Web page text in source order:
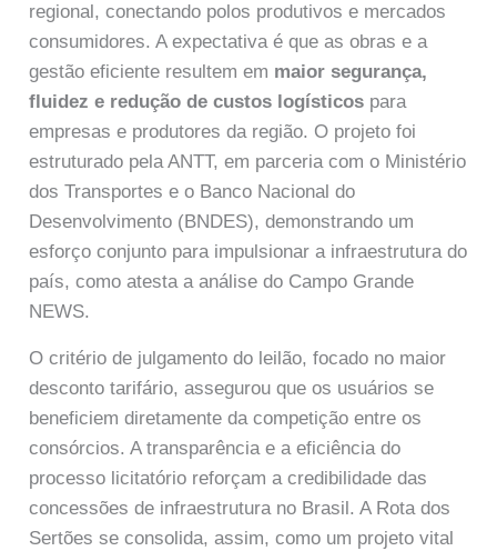
regional, conectando polos produtivos e mercados
consumidores. A expectativa é que as obras e a
gestão eficiente resultem em maior segurança,
fluidez e redução de custos logísticos para
empresas e produtores da região. O projeto foi
estruturado pela ANTT, em parceria com o Ministério
dos Transportes e o Banco Nacional do
Desenvolvimento (BNDES), demonstrando um
esforço conjunto para impulsionar a infraestrutura do
país, como atesta a análise do Campo Grande
NEWS.
O critério de julgamento do leilão, focado no maior
desconto tarifário, assegurou que os usuários se
beneficiem diretamente da competição entre os
consórcios. A transparência e a eficiência do
processo licitatório reforçam a credibilidade das
concessões de infraestrutura no Brasil. A Rota dos
Sertões se consolida, assim, como um projeto vital